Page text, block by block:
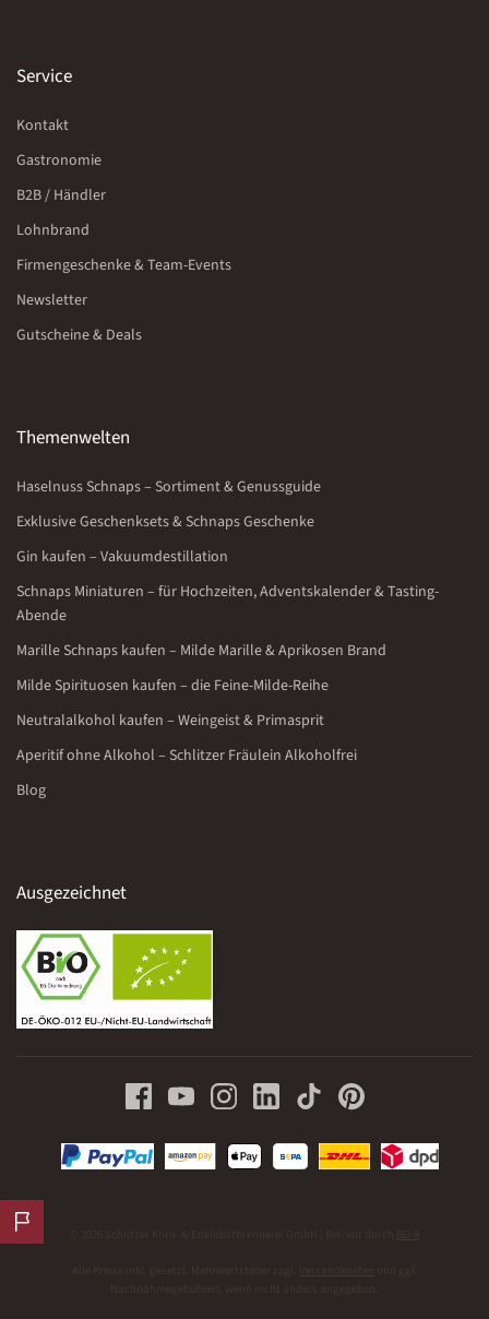
Service
Kontakt
Gastronomie
B2B / Händler
Lohnbrand
Firmengeschenke & Team-Events
Newsletter
Gutscheine & Deals
Themenwelten
Haselnuss Schnaps – Sortiment & Genussguide
Exklusive Geschenksets & Schnaps Geschenke
Gin kaufen – Vakuumdestillation
Schnaps Miniaturen – für Hochzeiten, Adventskalender & Tasting-
Abende
Marille Schnaps kaufen – Milde Marille & Aprikosen Brand
Milde Spirituosen kaufen – die Feine-Milde-Reihe
Neutralalkohol kaufen – Weingeist & Primasprit
Aperitif ohne Alkohol – Schlitzer Fräulein Alkoholfrei
Blog
Ausgezeichnet